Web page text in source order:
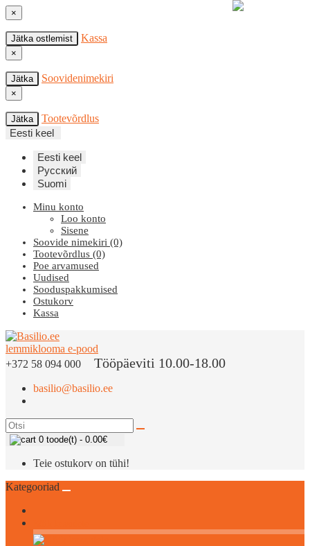
×
Jätka ostlemist Kassa
×
Jätka Soovidenimekiri
×
Jätka
Tootevõrdlus
Eesti keel
Eesti keel
Русский
Suomi
Minu konto
Loo konto
Sisene
Soovide nimekiri (0)
Tootevõrdlus (0)
Poe arvamused
Uudised
Sooduspakkumised
Ostukorv
Kassa
+372 58 094 000 Tööpäeviti 10.00-18.00
basilio@basilio.ee
0 toode(t) - 0.00€
Teie ostukorv on tühi!
Kategooriad